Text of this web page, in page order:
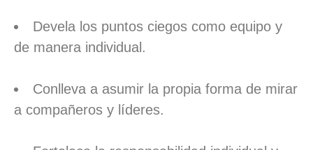
Devela los puntos ciegos como equipo y
de manera individual.
Conlleva a asumir la propia forma de mirar
a compañeros y líderes.